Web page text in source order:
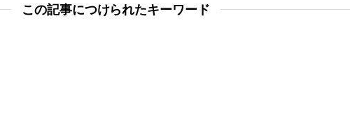
この記事につけられたキーワード